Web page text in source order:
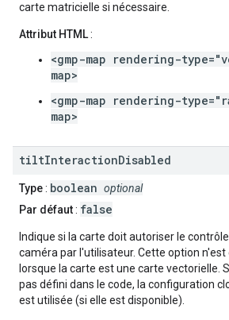
carte matricielle si nécessaire.
Attribut HTML:
<gmp-map rendering-
map>
<gmp-map rendering-
map>
tiltInteractionDisabled
Type: boolean optional
Par défaut: false
Indique si la carte doit autoriser le
caméra par l'utilisateur. Cette option
lorsque la carte est une carte vectorielle.
pas défini dans le code, la configuration
est utilisée (si elle est disponible).